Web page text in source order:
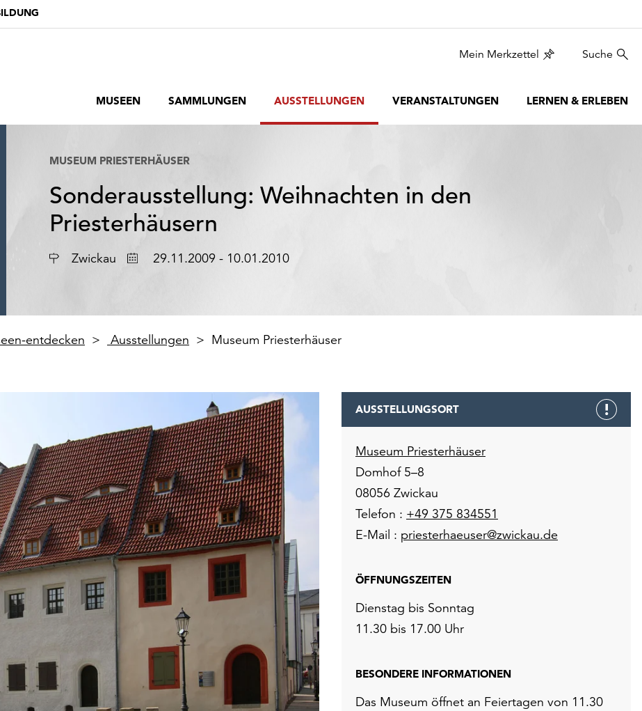
Mein Merkzettel Suche
MUSEEN SAMMLUNGEN AUSSTELLUNGEN VERANSTALTUNGEN LERNEN & ERLEBEN
MUSEUM PRIESTERHÄUSER
Sonderausstellung: Weihnachten in den
Priesterhäusern
Ort Zwickau Datum29.11.2009 - 10.01.2010
entdecken Ausstellungen Museum Priesterhäuser
AUSSTELLUNGSORT
Museum Priesterhäuser
Domhof 5–8
08056 Zwickau
Telefon : +49 375 834551
E-Mail : priesterhaeuser@zwickau.de
ÖFFNUNGSZEITEN
Dienstag bis Sonntag
11.30 bis 17.00 Uhr
BESONDERE INFORMATIONEN
Das Museum öffnet an Feiertagen von 11.30